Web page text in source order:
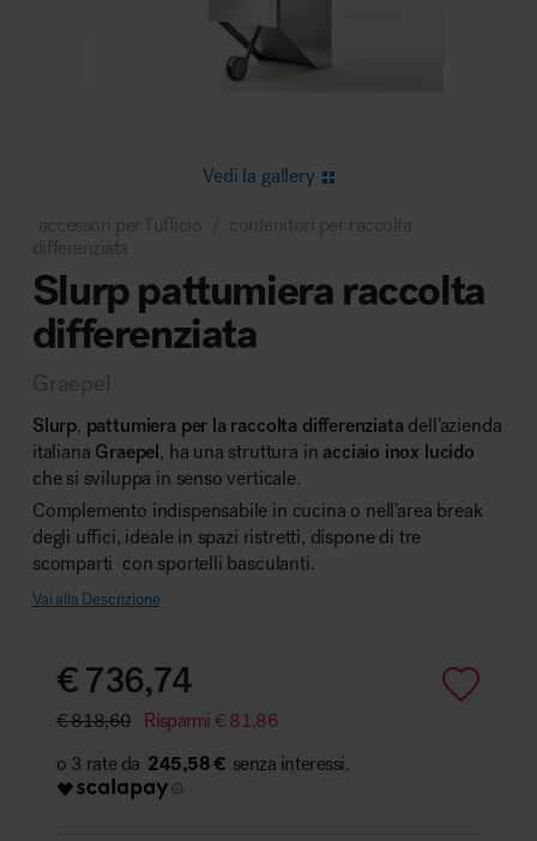
Area riunione e convegni
Area lounge e attesa
Area outdoor
Vedi la gallery
accessori per l'ufficio
contenitori per raccolta
differenziata
Slurp pattumiera raccolta
differenziata
Graepel
Slurp, pattumiera per la raccolta differenziata dell’azienda
italiana Graepel, ha una struttura in acciaio inox lucido
che si sviluppa in senso verticale.
Complemento indispensabile in cucina o nell’area break
degli uffici, ideale in spazi ristretti, dispone di tre
scomparti con sportelli basculanti.
Vai alla Descrizione
€736,74
€818,60 Risparmi € 81,86
245,58 €